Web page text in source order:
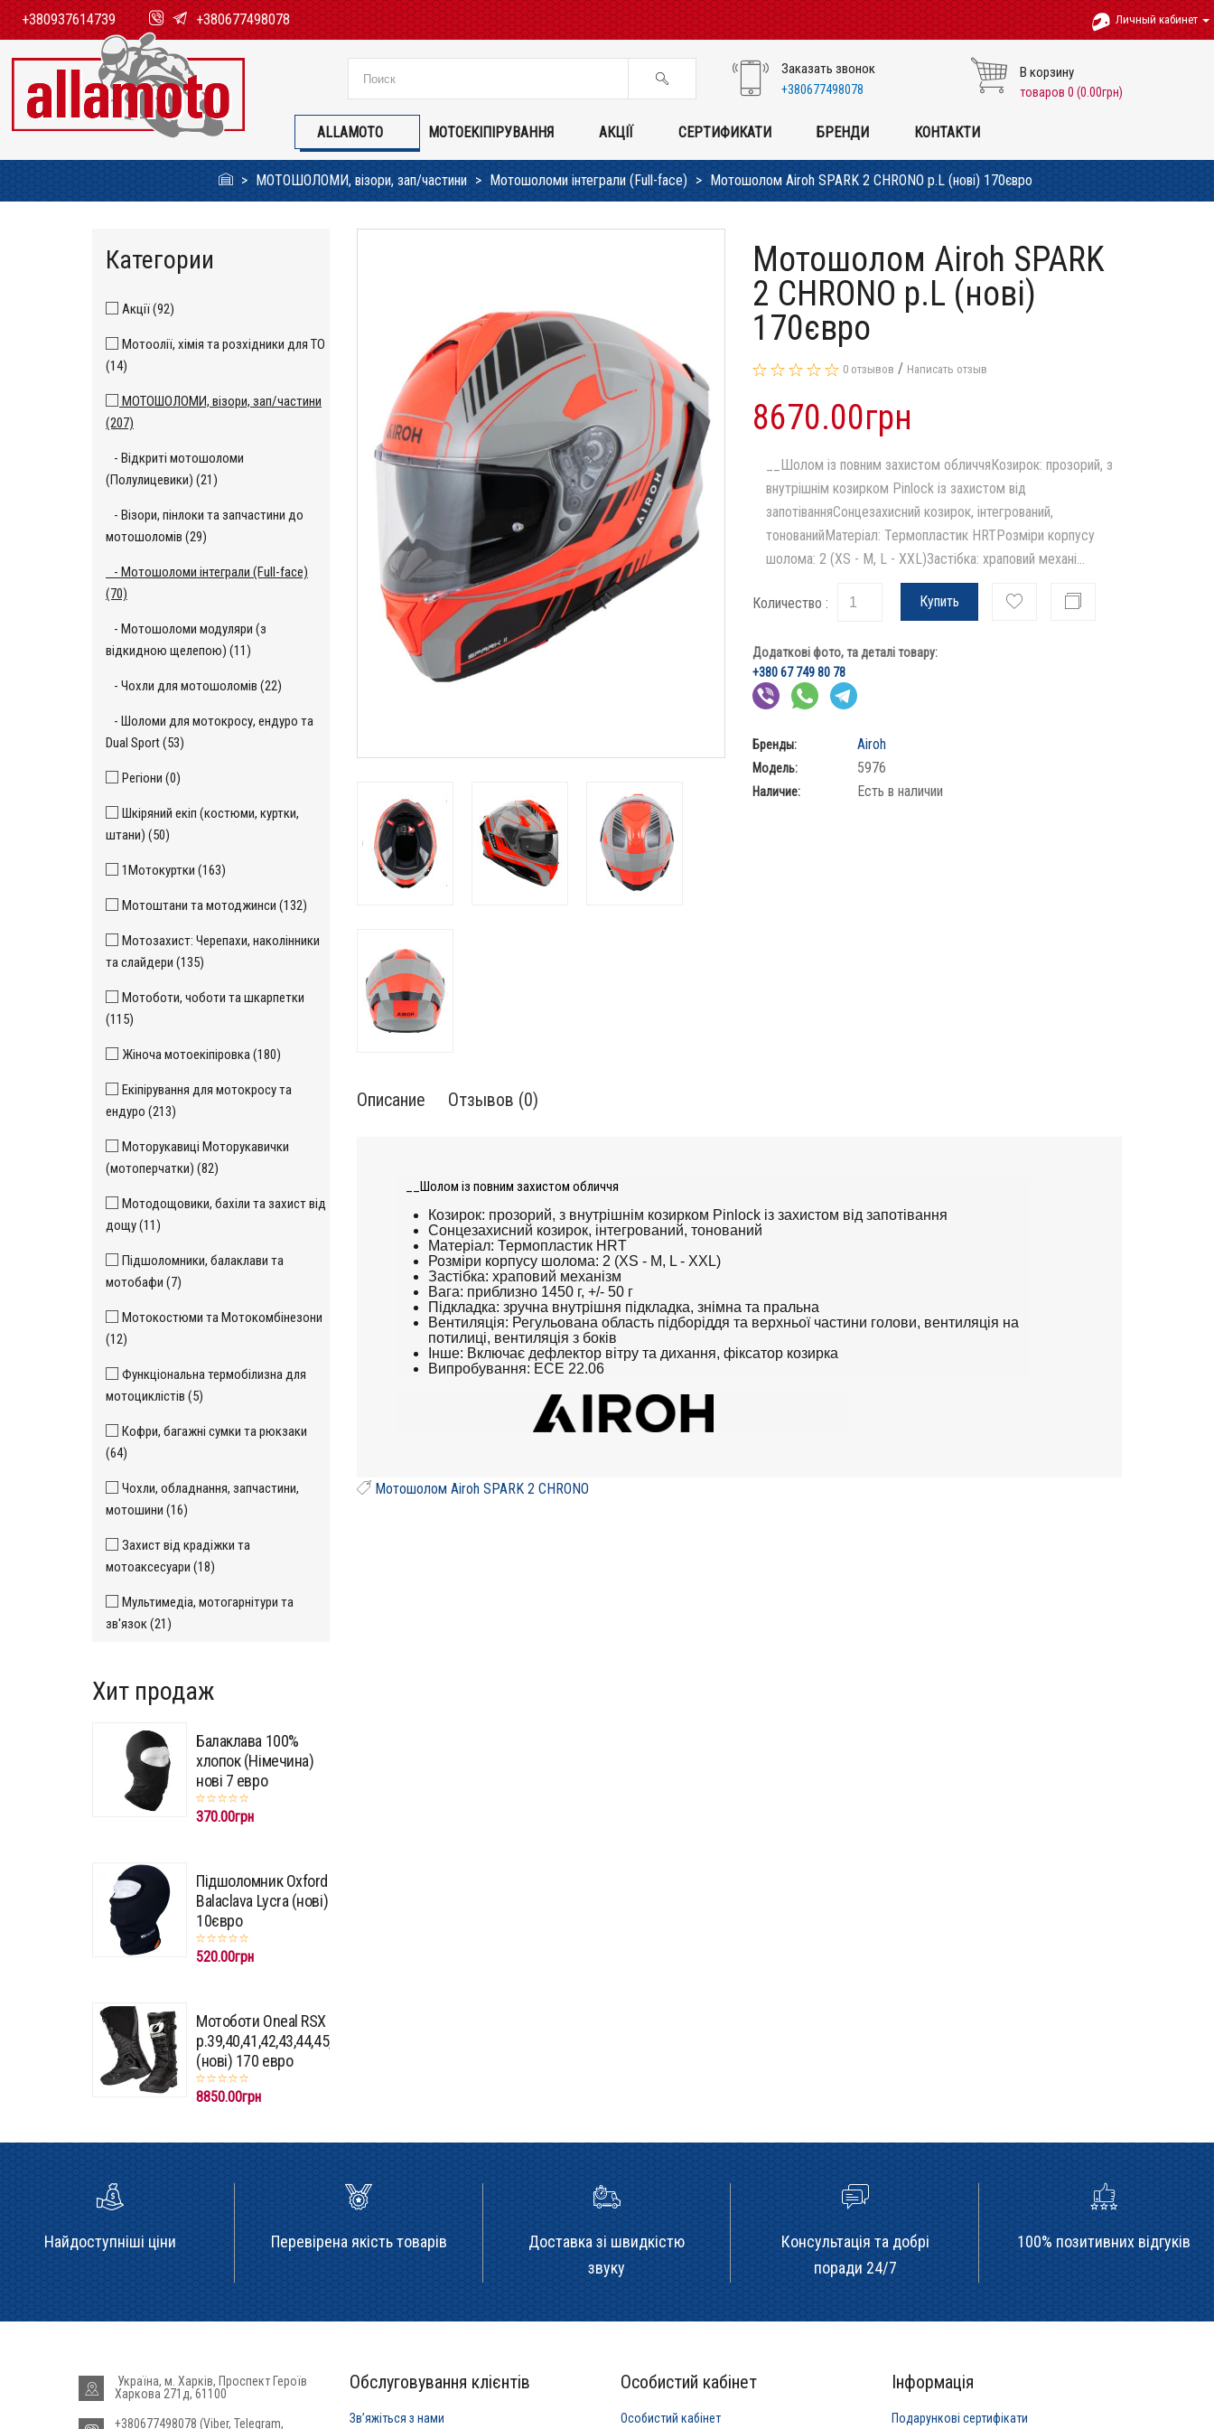
+380937614739 +380677498078 Личный кабинет
Заказать звонок
+380677498078
В корзину
товаров 0 (0.00грн)
ALLAMOTO МОТОЕКІПІРУВАННЯ АКЦІЇ СЕРТИФИКАТИ БРЕНДИ КОНТАКТИ
МОТОШОЛОМИ, візори, зап/частини Мотошоломи інтеграли (Full-face) Мотошолом Airoh SPARK 2 CHRONO p.L (нові) 170євро
Категории
Акції (92)
Мотоолії, хімія та розхідники для ТО
(14)
МОТОШОЛОМИ, візори, зап/частини
(207)
- Відкриті мотошоломи
(Полулицевики) (21)
- Візори, пінлоки та запчастини до
мотошоломів (29)
- Мотошоломи інтеграли (Full-face)
(70)
- Мотошоломи модуляри (з
відкидною щелепою) (11)
- Чохли для мотошоломів (22)
- Шоломи для мотокросу, ендуро та
Dual Sport (53)
Регіони (0)
Шкіряний екіп (костюми, куртки,
штани) (50)
1Мотокуртки (163)
Мотоштани та мотоджинси (132)
Мотозахист: Черепахи, наколінники
та слайдери (135)
Мотоботи, чоботи та шкарпетки
(115)
Жіноча мотоекіпіровка (180)
Екіпірування для мотокросу та
ендуро (213)
Моторукавиці Моторукавички
(мотоперчатки) (82)
Мотодощовики, бахіли та захист від
дощу (11)
Підшоломники, балаклави та
мотобафи (7)
Мотокостюми та Мотокомбінезони
(12)
Функціональна термобілизна для
мотоциклістів (5)
Кофри, багажні сумки та рюкзаки
(64)
Чохли, обладнання, запчастини,
мотошини (16)
Захист від крадіжки та
мотоаксесуари (18)
Мультимедіа, мотогарнітури та
зв'язок (21)
Хит продаж
Балаклава 100%
хлопок (Німечина)
нові 7 евро
370.00грн
Підшоломник Oxford
Balaclava Lycra (нові)
10євро
520.00грн
Мотоботи Oneal RSX
p.39,40,41,42,43,44,45,46,47
(нові) 170 евро
8850.00грн
Мотошолом Airoh SPARK
2 CHRONO p.L (нові)
170євро
0 отзывов / Написать отзыв
8670.00грн
__Шолом із повним захистом обличчяКозирок: прозорий, з
внутрішнім козирком Pinlock із захистом від
запотіванняСонцезахисний козирок, інтегрований,
тонованийМатеріал: Термопластик HRTРозміри корпусу
шолома: 2 (XS - M, L - XXL)Застібка: храповий механі...
Количество : Купить
Додаткові фото, та деталі товару:
+380 67 749 80 78
Бренды: Airoh
Модель: 5976
Наличие: Есть в наличии
Описание Отзывов (0)
__Шолом із повним захистом обличчя
Козирок: прозорий, з внутрішнім козирком Pinlock із захистом від запотівання
Сонцезахисний козирок, інтегрований, тонований
Матеріал: Термопластик HRT
Розміри корпусу шолома: 2 (XS - M, L - XXL)
Застібка: храповий механізм
Вага: приблизно 1450 г, +/- 50 г
Підкладка: зручна внутрішня підкладка, знімна та пральна
Вентиляція: Регульована область підборіддя та верхньої частини голови, вентиляція на
потилиці, вентиляція з боків
Інше: Включає дефлектор вітру та дихання, фіксатор козирка
Випробування: ECE 22.06
Мотошолом Airoh SPARK 2 CHRONO
Найдоступніші ціни Перевірена якість товарів
Доставка зі швидкістю
звуку
Консультація та добрі
поради 24/7
100% позитивних відгуків
Україна, м. Харків, Проспект Героїв
Харкова 271д, 61100
+380677498078 (Viber, Telegram,
Обслуговування клієнтів
Звʼяжіться з нами
Особистий кабінет
Особистий кабінет
Інформація
Подарункові сертифікати